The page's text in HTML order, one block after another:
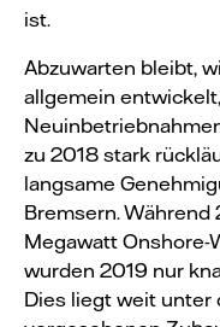
ist.
Abzuwarten bleibt,
allgemein
zu 2018 stark
langsame
Bremsern.
Megawatt Onshore-
wurden 2019 nur
Dies liegt weit unter